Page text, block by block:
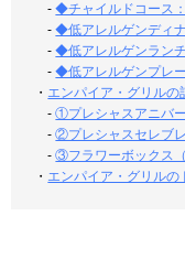
-◆チャイルドコース
-◆低アレルゲンディ
-◆低アレルゲンラン
-◆低アレルゲンプレ
・ エンパイア・グリルの
-①プレシャスアニバ
-②プレシャスセレブ
-③フラワーボックス
・ エンパイア・グリルの